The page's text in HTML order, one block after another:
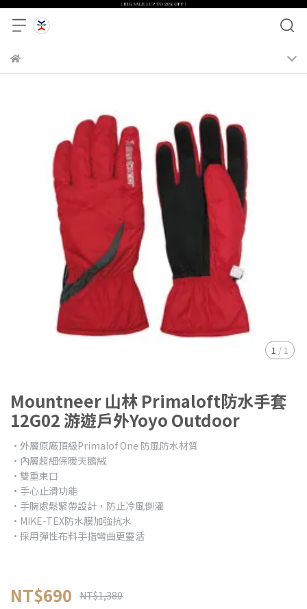
1 /1
Mountneer 山林 Primaloft防水手套
12G02 游遊戶外Yoyo Outdoor
•外層原廠頂級Primalof One 防風防水材質
•內層超細保暖天鵝絨
•雙重束口
•手心止滑功能
•手腕處鬆緊帶設計，防止冷風倒灌
•MIKE-TEX防水膜加強抗水
•採用彈性布料手指彎曲更靈活
NT$690 NT$1,380